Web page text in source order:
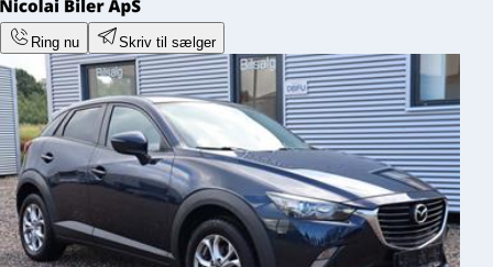
Ring nu Skriv til sælger